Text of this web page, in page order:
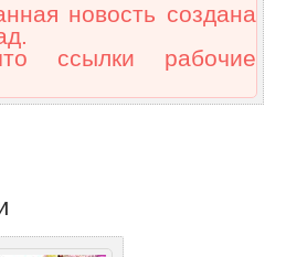
новость создана
ссылки рабочие